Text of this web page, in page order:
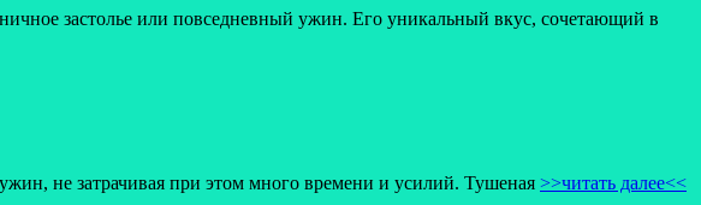
застолье или повседневный ужин. Его уникальный вкус, сочетающий в
не затрачивая при этом много времени и усилий. Тушеная >>читать далее<<